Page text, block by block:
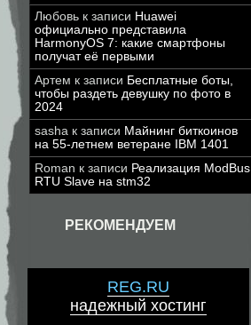
Любовь к записи Huawei
официально представила
HarmonyOS 7: какие смартфоны
получат её первыми
Артем к записи Бесплатные боты,
чтобы раздеть девушку по фото в
2024
sasha к записи Майнинг биткоинов
на 55-летнем ветеране IBM 1401
Roman к записи Реализация ModBus
RTU Slave на stm32
РЕКОМЕНДУЕМ
REG.RU
надежный хостинг